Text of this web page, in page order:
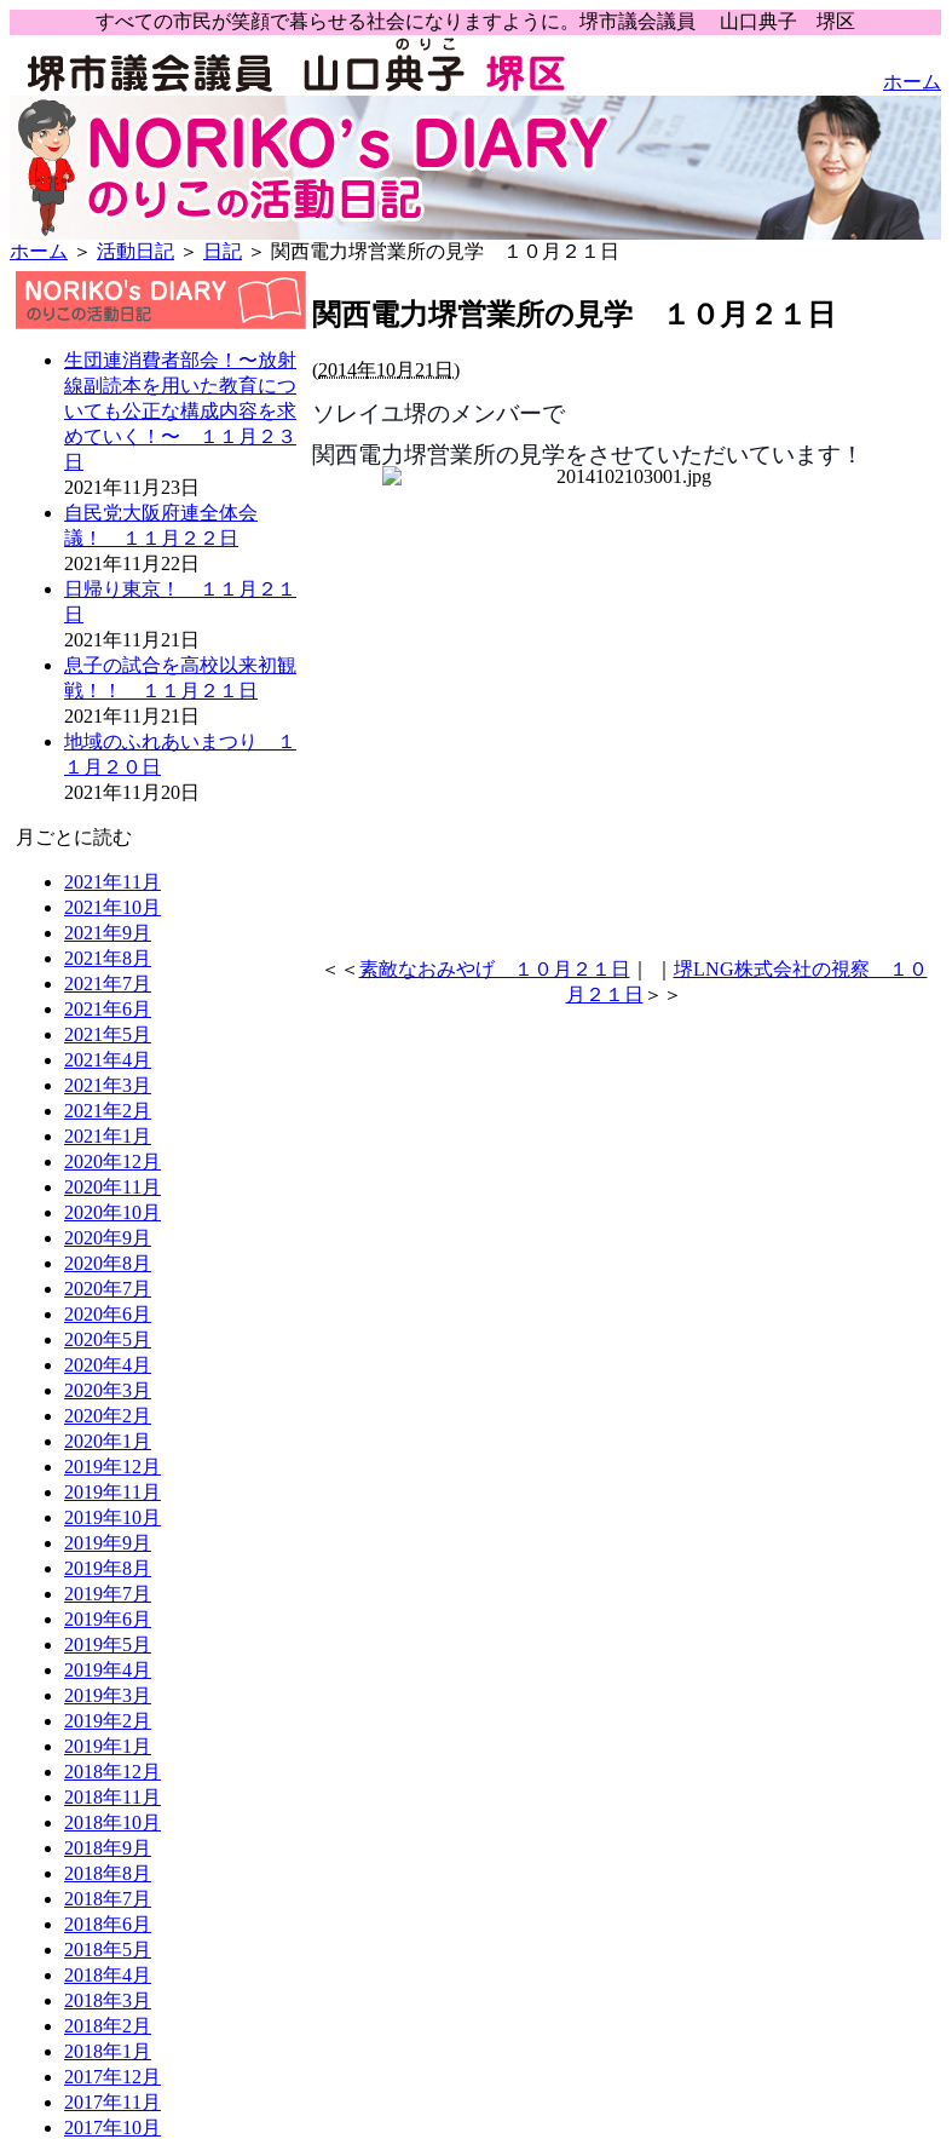
すべての市民が笑顔で暮らせる社会になりますように。堺市議会議員 山口典子 堺区
ホーム
ホーム ＞ 活動日記 ＞ 日記 ＞ 関西電力堺営業所の見学 １０月２１日
生団連消費者部会！〜放射
線副読本を用いた教育につ
いても公正な構成内容を求
めていく！〜 １１月２３
日
2021年11月23日
自民党大阪府連全体会
議！ １１月２２日
2021年11月22日
日帰り東京！ １１月２１
日
2021年11月21日
息子の試合を高校以来初観
戦！！ １１月２１日
2021年11月21日
地域のふれあいまつり １
１月２０日
2021年11月20日
月ごとに読む
2021年11月
2021年10月
2021年9月
2021年8月
2021年7月
2021年6月
2021年5月
2021年4月
2021年3月
2021年2月
2021年1月
2020年12月
2020年11月
2020年10月
2020年9月
2020年8月
2020年7月
2020年6月
2020年5月
2020年4月
2020年3月
2020年2月
2020年1月
2019年12月
2019年11月
2019年10月
2019年9月
2019年8月
2019年7月
2019年6月
2019年5月
2019年4月
2019年3月
2019年2月
2019年1月
2018年12月
2018年11月
2018年10月
2018年9月
2018年8月
2018年7月
2018年6月
2018年5月
2018年4月
2018年3月
2018年2月
2018年1月
2017年12月
2017年11月
2017年10月
関西電力堺営業所の見学 １０月２１日
(2014年10月21日)
ソレイユ堺のメンバーで
関西電力堺営業所の見学をさせていただいています！
＜＜ 素敵なおみやげ １０月２１日
堺LNG株式会社の視察 １０
月２１日 ＞＞